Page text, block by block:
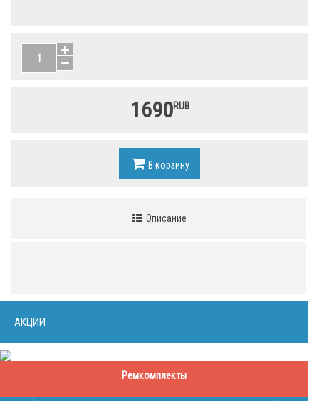
1690RUB
В корзину
Описание
АКЦИИ
Ремкомплекты